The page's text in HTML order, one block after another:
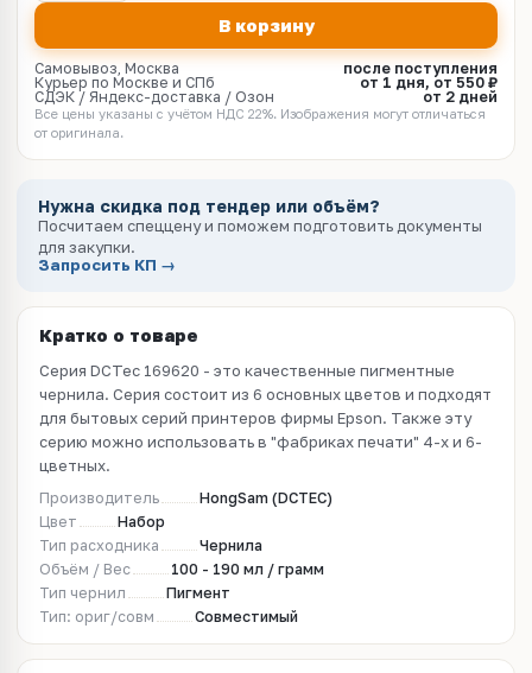
В корзину
Самовывоз, Москва
после поступления
Курьер по Москве и СПб
от 1 дня, от 550 ₽
СДЭК / Яндекс-доставка / Озон
от 2 дней
Все цены указаны с учётом НДС 22%. Изображения могут отличаться
от оригинала.
Нужна скидка под тендер или объём?
Посчитаем спеццену и поможем подготовить документы
для закупки.
Запросить КП →
Кратко о товаре
Серия DCTec 169620 - это качественные пигментные
чернила. Серия состоит из 6 основных цветов и подходят
для бытовых серий принтеров фирмы Epson. Также эту
серию можно использовать в "фабриках печати" 4-х и 6-
цветных.
Производитель
HongSam (DCTEC)
Цвет
Набор
Тип расходника
Чернила
Объём / Вес
100 - 190 мл / грамм
Тип чернил
Пигмент
Тип: ориг/совм
Совместимый